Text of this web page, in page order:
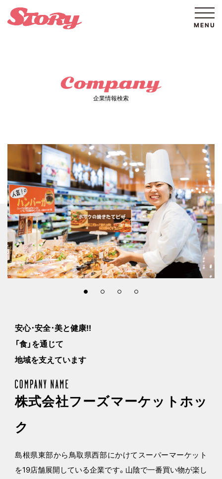
企業情報検索
安心･安全･美と健康!!
「食」を通じて
地域を支えています
株式会社フーズマーケットホッ
ク
島根県東部から鳥取県西部にかけてスーパーマーケット
を19店舗展開している企業です。山陰で一番買い物が楽し